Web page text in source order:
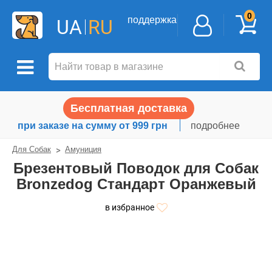
UA RU поддержка 0
Бесплатная доставка
при заказе на сумму от 999 грн подробнее
Для Собак Амуниция
Брезентовый Поводок для Собак
Bronzedog Стандарт Оранжевый
в избранное